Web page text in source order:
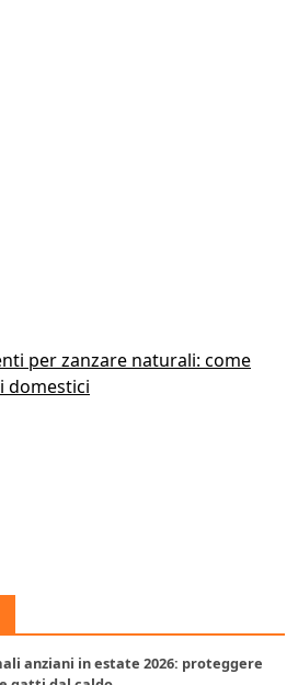
per zanzare naturali: come
domestici
anziani in estate 2026: proteggere